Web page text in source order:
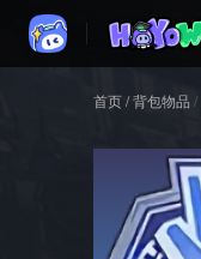
首页/背包物品 /